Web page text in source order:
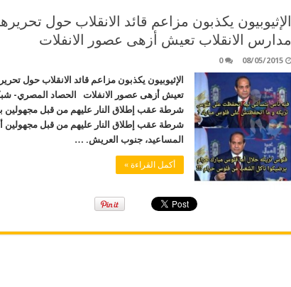
مدارس الانقلاب تعيش أزهى عصور الانفلات
08/05/2015
0
شرطة عقب إطلاق النار عليهم من قبل مجهولين
المساعيد، جنوب العريش. …
أكمل القراءة »